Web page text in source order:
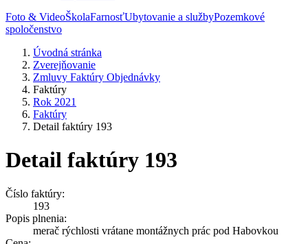
Foto & VideoŠkolaFarnosťUbytovanie a službyPozemkové
spoločenstvo
Úvodná stránka
Zverejňovanie
Zmluvy Faktúry Objednávky
Faktúry
Rok 2021
Faktúry
Detail faktúry 193
Detail faktúry 193
Číslo faktúry:
193
Popis plnenia:
merač rýchlosti vrátane montážnych prác pod Habovkou